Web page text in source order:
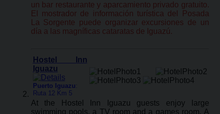
un bar restaurante y aparcamiento privado gratuito.
El mostrador de información turística del Posada
La Sorgente puede organizar excursiones de un
día a las magníficas cataratas de Iguazú.
Hostel Inn
Iguazu
Puerto Iguazu:
Ruta 12 Km 5
At the Hostel Inn Iguazu guests enjoy large
swimming pools, a TV room and a games room. A